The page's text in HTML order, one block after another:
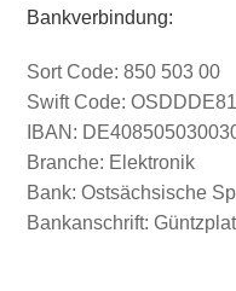
Bankverbindung:
Sort Code: 850 503 00
Swift Code:
IBAN:
Branche: Elektronik
Bank: Ostsächsische
Bankanschrift: